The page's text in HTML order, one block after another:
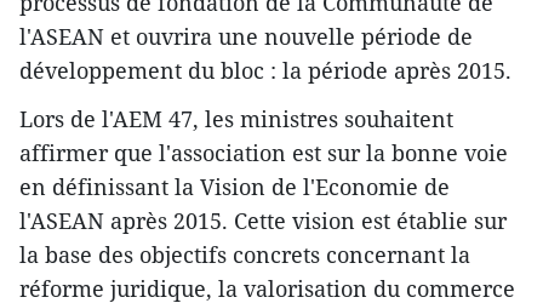
l'ASEAN et ouvrira une nouvelle période de
développement du bloc : la période après 2015.
Lors de l'AEM 47, les ministres souhaitent
affirmer que l'association est sur la bonne voi​e
en ​définissant la Vision de l'Economie de
l'ASEAN après 2015. Cette vision est ​établie sur
la base des objectifs concrets concernant la
réforme juridique, la valorisation du commerce